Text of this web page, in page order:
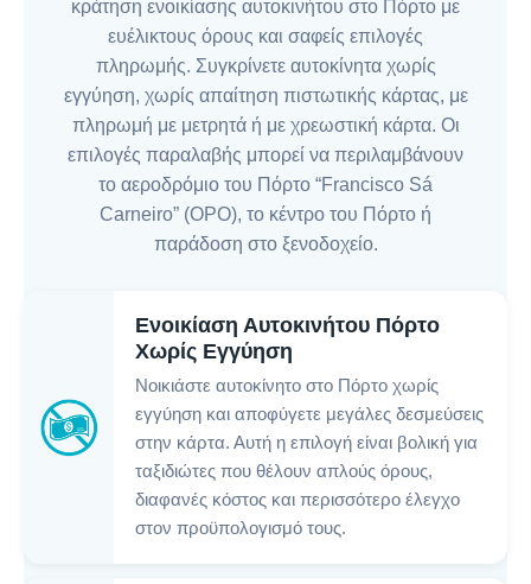
κράτηση ενοικίασης αυτοκινήτου στο Πόρτο με
ευέλικτους όρους και σαφείς επιλογές
πληρωμής. Συγκρίνετε αυτοκίνητα χωρίς
εγγύηση, χωρίς απαίτηση πιστωτικής κάρτας, με
πληρωμή με μετρητά ή με χρεωστική κάρτα. Οι
επιλογές παραλαβής μπορεί να περιλαμβάνουν
το αεροδρόμιο του Πόρτο “Francisco Sá
Carneiro” (OPO), το κέντρο του Πόρτο ή
παράδοση στο ξενοδοχείο.
Ενοικίαση Αυτοκινήτου Πόρτο
Χωρίς Εγγύηση
Νοικιάστε αυτοκίνητο στο Πόρτο χωρίς
εγγύηση και αποφύγετε μεγάλες δεσμεύσεις
στην κάρτα. Αυτή η επιλογή είναι βολική για
ταξιδιώτες που θέλουν απλούς όρους,
διαφανές κόστος και περισσότερο έλεγχο
στον προϋπολογισμό τους.